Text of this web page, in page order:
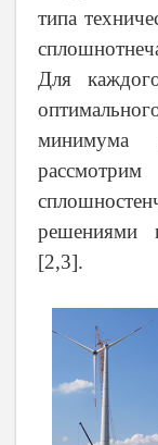
типа
Для
решениями
[2,3].